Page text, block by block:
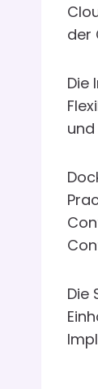
der
Die
Die